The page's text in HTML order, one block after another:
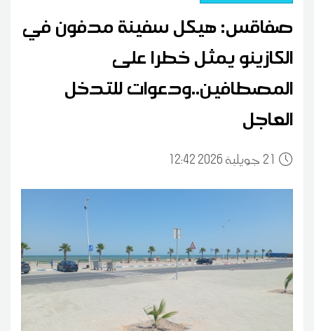
صفاقس: هيكل سفينة مدفون في
الكازينو يمثل خطرا على
المصطافين..ودعوات للتدخل
العاجل
21 12:42 2026 جويلية